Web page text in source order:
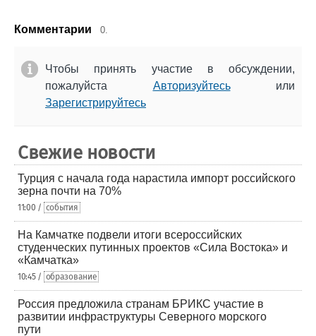
Комментарии 0.
Чтобы принять участие в обсуждении,
пожалуйста Авторизуйтесьили
Зарегистрируйтесь
Свежие новости
Турция с начала года нарастила импорт российского
зерна почти на 70%
11:00 / события
На Камчатке подвели итоги всероссийских
студенческих путинных проектов «Сила Востока» и
«Камчатка»
10:45 / образование
Россия предложила странам БРИКС участие в
развитии инфраструктуры Северного морского
пути